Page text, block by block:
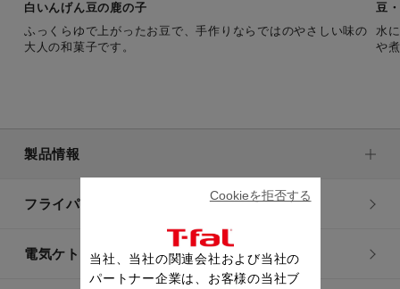
白いんげん豆の鹿の子
ふっくらゆで上がったお豆で、手作りならではのやさしい味の
大人の和菓子です。
豆
水
や
製品情報
フライパン・鍋
電気ケトル当社、当社の関連会社および当社の
パートナー企業は、お客様の当社ブ
Cookieを拒否する